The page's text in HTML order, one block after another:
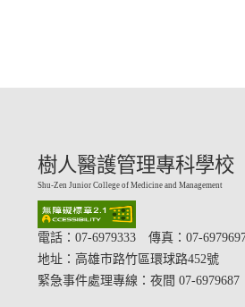
樹人醫護管理專科學校
Shu-Zen Junior College of Medicine and Management
電話：07-6979333 傳真：07-
地址： 高雄市路竹區環球路452號
緊急事件處理專線：夜間 07-6979687